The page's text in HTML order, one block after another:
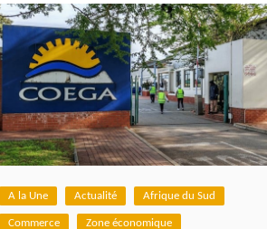
A la Une Actualité Afrique du Sud
Commerce Zone économique